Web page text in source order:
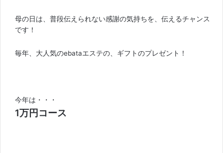
母の日は、普段伝えられない感謝の気持ちを、伝えるチャンス
です！
毎年、大人気のebataエステの、ギフトのプレゼント！
今年は・・・
1万円コース